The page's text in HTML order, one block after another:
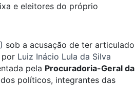
e eleitores do próprio
sob a acusação de ter articulado
por Luiz Inácio Lula da Silva
pela Procuradoria-Geral da
políticos, integrantes das